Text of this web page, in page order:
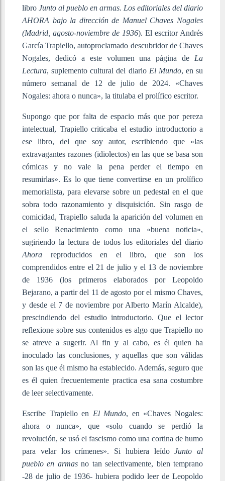
libro Junto al pueblo en armas. Los editoriales del diario
AHORA bajo la dirección de Manuel Chaves Nogales
(Madrid, agosto-noviembre de 1936). El escritor Andrés
García Trapiello, autoproclamado descubridor de Chaves
Nogales, dedicó a este volumen una página de La
Lectura, suplemento cultural del diario El Mundo, en su
número semanal de 12 de julio de 2024. «Chaves
Nogales: ahora o nunca», la titulaba el prolífico escritor.
Supongo que por falta de espacio más que por pereza
intelectual, Trapiello criticaba el estudio introductorio a
ese libro, del que soy autor, escribiendo que «las
extravagantes razones (idiolectos) en las que se basa son
cómicas y no vale la pena perder el tiempo en
resumirlas». Es lo que tiene convertirse en un prolífico
memorialista, para elevarse sobre un pedestal en el que
sobra todo razonamiento y disquisición. Sin rasgo de
comicidad, Trapiello saluda la aparición del volumen en
el sello Renacimiento como una «buena noticia»,
sugiriendo la lectura de todos los editoriales del diario
Ahora reproducidos en el libro, que son los
comprendidos entre el 21 de julio y el 13 de noviembre
de 1936 (los primeros elaborados por Leopoldo
Bejarano, a partir del 11 de agosto por el mismo Chaves,
y desde el 7 de noviembre por Alberto Marín Alcalde),
prescindiendo del estudio introductorio. Que el lector
reflexione sobre sus contenidos es algo que Trapiello no
se atreve a sugerir. Al fin y al cabo, es él quien ha
inoculado las conclusiones, y aquellas que son válidas
son las que él mismo ha establecido. Además, seguro que
es él quien frecuentemente practica esa sana costumbre
de leer selectivamente.
Escribe Trapiello en El Mundo, en «Chaves Nogales:
ahora o nunca», que «solo cuando se perdió la
revolución, se usó el fascismo como una cortina de humo
para velar los crímenes». Si hubiera leídoJunto al
pueblo en armasno tan selectivamente, bien temprano
-28 de julio de 1936- hubiera podido leer de Leopoldo